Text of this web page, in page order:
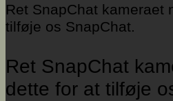
Ret SnapChat kameraet
tilføje os SnapChat.
Ret SnapChat
dette for at tilføje